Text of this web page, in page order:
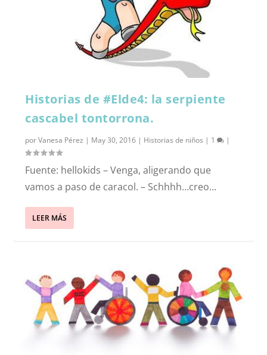
Historias de #Elde4: la serpiente
cascabel tontorrona.
porVanesa Pérez | May 30, 2016 | Historias de niños | 1 |
Fuente: hellokids – Venga, aligerando que
vamos a paso de caracol. – Schhhh…creo...
LEER MÁS